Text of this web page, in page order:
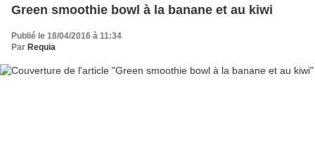
Green smoothie bowl à la banane et au kiwi
Publié le 18/04/2016 à 11:34
Par Requia